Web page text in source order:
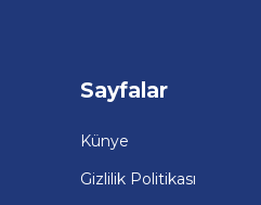
Sayfalar
Künye
Gizlilik Politikası